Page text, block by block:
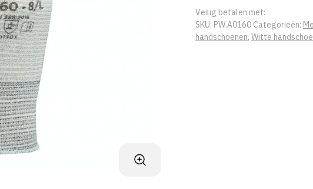
Veilig betalen met:
SKU: PW.A0160 Categorieën:
handschoenen, Witte